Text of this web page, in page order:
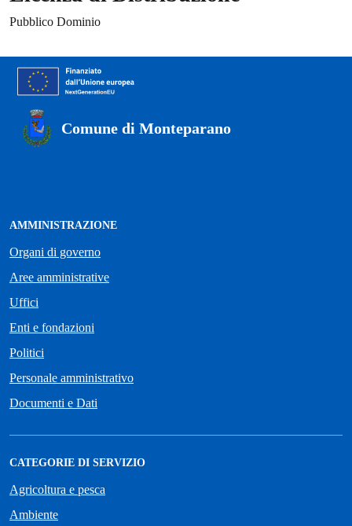
Pubblico Dominio
Comune di Monteparano
AMMINISTRAZIONE
Organi di governo
Aree amministrative
Uffici
Enti e fondazioni
Politici
Personale amministrativo
Documenti e Dati
CATEGORIE DI SERVIZIO
Agricoltura e pesca
Ambiente